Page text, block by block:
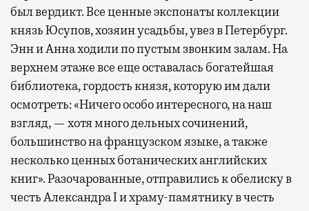
был вердикт. Все ценные экспонаты коллекции
князь Юсупов, хозяин усадьбы, увез в Петербург.
Энн и Анна ходили по пустым звонким залам. На
верхнем этаже все еще оставалась богатейшая
библиотека, гордость князя, которую им дали
осмотреть: «Ничего особо интересного, на наш
взгляд, — хотя много дельных сочинений,
большинство на французском языке, а также
несколько ценных ботанических английских
книг». Разочарованные, отправились к обелиску в
честь Александра I и храму-памятнику в честь